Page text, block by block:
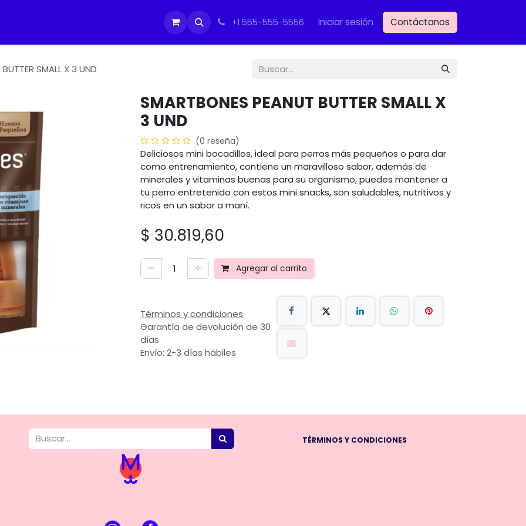
Ayuda Ayuda IMOVET
+1 555-555-5556 Iniciar sesión Contáctanos
SMALL X 3 UND
SMARTBONES PEANUT BUTTER SMALL X
3 UND
(0 reseña)
Deliciosos mini bocadillos, ideal para perros más pequeños o para dar
como entrenamiento, contiene un maravilloso sabor, además de
minerales y vitaminas buenas para su organismo, puedes mantener a
tu perro entretenido con estos mini snacks, son saludables, nutritivos y
ricos en un sabor a maní.
$ 30.819,60
Agregar al carrito
Términos y condiciones
Garantía de devolución de 30
días
Envío: 2-3 días hábiles
TÉRMINOS Y CONDICIONES